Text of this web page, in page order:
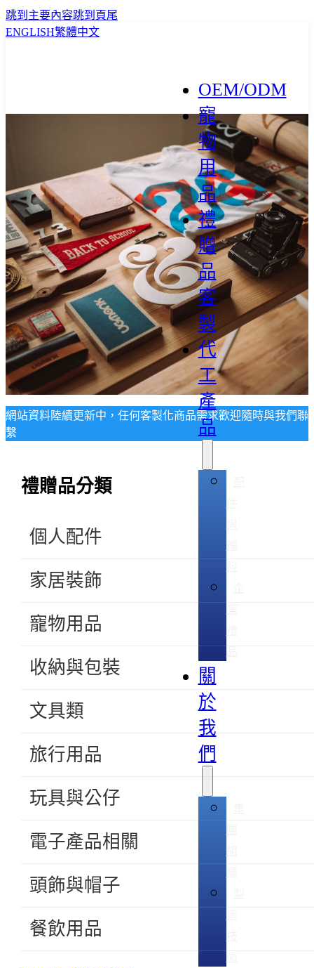
跳到主要內容跳到頁尾
ENGLISH繁體中文
OEM/ODM
寵
物
用
品
禮
贈
品
客
製
代
工
產
品
關
於
我
們
網站資料陸續更新中，任何客製化商品需求歡迎隨時與我們聯
繫
禮贈品分類
個人配件
家居裝飾
寵物用品
收納與包裝
文具類
旅行用品
玩具與公仔
電子產品相關
頭飾與帽子
餐飲用品